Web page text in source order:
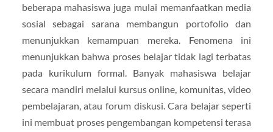
beberapa mahasiswa juga mulai memanfaatkan media
sosial sebagai sarana membangun portofolio dan
menunjukkan kemampuan mereka. Fenomena ini
menunjukkan bahwa proses belajar tidak lagi terbatas
pada kurikulum formal. Banyak mahasiswa belajar
secara mandiri melalui kursus online, komunitas, video
pembelajaran, atau forum diskusi. Cara belajar seperti
ini membuat proses pengembangan kompetensi terasa